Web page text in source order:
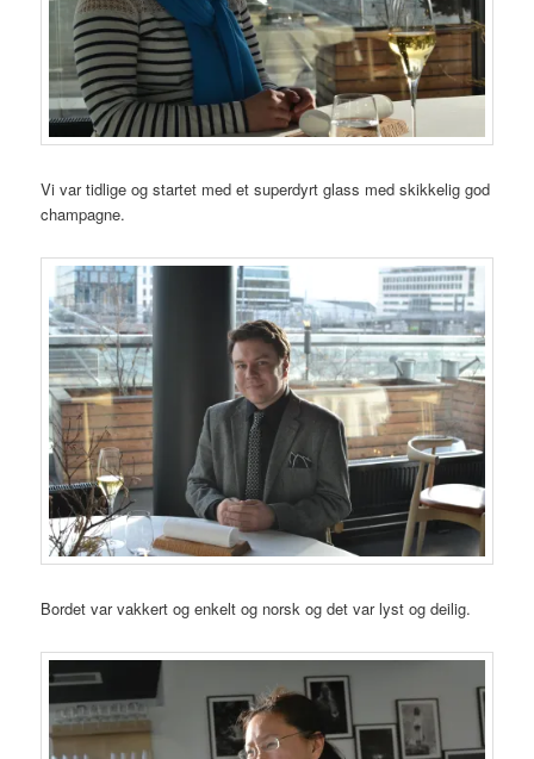
Vi var tidlige og startet med et superdyrt glass med skikkelig god
champagne.
Bordet var vakkert og enkelt og norsk og det var lyst og deilig.